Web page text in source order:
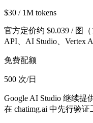
$30 / 1M tokens
官方定价约 $0.039 / 图
API、AI Studio、Vertex
免费配额
500 次/日
Google AI Studio 继续提
在 chatimg.ai 中先行验证